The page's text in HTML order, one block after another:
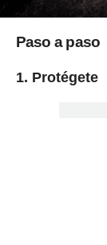
Paso a paso
1. Protégete